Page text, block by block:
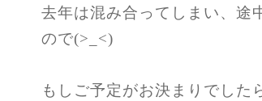
去年は混み合ってしまい、途
ので(>_<)
もしご予定がお決まりでした